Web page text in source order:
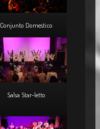
Conjunto Domestico
Salsa Star-letto